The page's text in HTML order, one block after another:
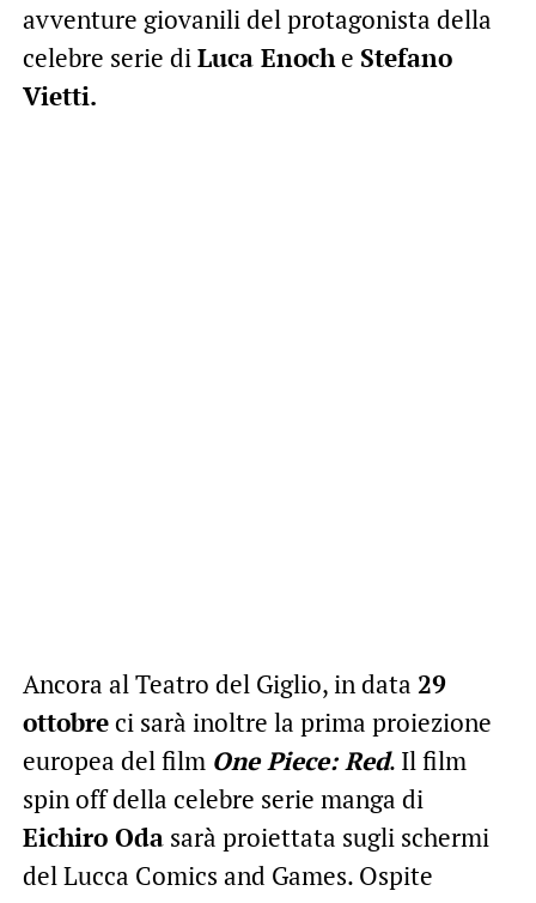
avventure giovanili del protagonista della
celebre serie diLuca Enoche Stefano
Vietti.
Ancora al Teatro del Giglio, in data 29
ottobreci sarà inoltre la prima proiezione
europea del film One Piece: Red. Il film
spin off della celebre serie manga di
Eichiro Odasarà proiettata sugli schermi
del Lucca Comics and Games. Ospite